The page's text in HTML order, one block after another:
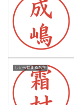
しから始まる名字